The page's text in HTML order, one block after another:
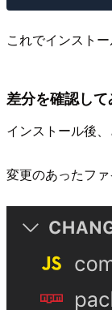
これでインスト
差分を確認し
インストール後
変更のあったファ